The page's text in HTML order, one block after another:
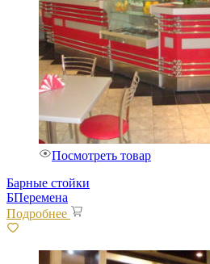
Посмотреть товар
Барные стойки
БПеремена
Подробнее